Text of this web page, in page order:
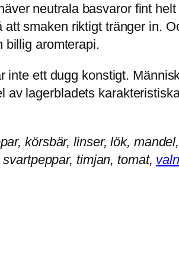
neutrala basvaror fint
smaken riktigt tränger in.
billig aromterapi.
inte ett dugg konstigt.
lagerbladets
körsbär, linser, lök,
timjan, tomat,